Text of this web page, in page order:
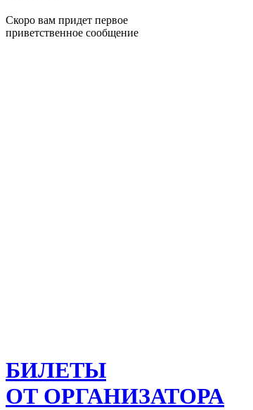
Скоро вам придет первое
приветственное сообщение
БИЛЕТЫ
ОТ ОРГАНИЗАТОРА